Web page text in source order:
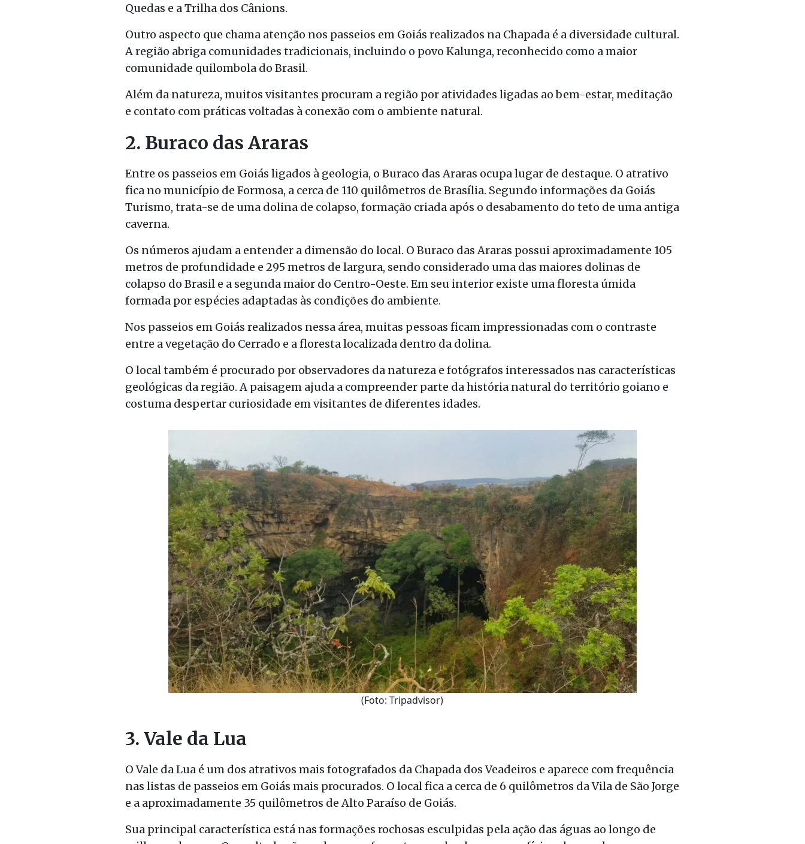
Quedas e a Trilha dos Cânions.
Outro aspecto que chama atenção nos passeios em Goiás realizados na Chapada é a diversidade cultural.
A região abriga comunidades tradicionais, incluindo o povo Kalunga, reconhecido como a maior
comunidade quilombola do Brasil.
Além da natureza, muitos visitantes procuram a região por atividades ligadas ao bem-estar, meditação
e contato com práticas voltadas à conexão com o ambiente natural.
2. Buraco das Araras
Entre os passeios em Goiás ligados à geologia, o Buraco das Araras ocupa lugar de destaque. O atrativo
fica no município de Formosa, a cerca de 110 quilômetros de Brasília. Segundo informações da Goiás
Turismo, trata-se de uma dolina de colapso, formação criada após o desabamento do teto de uma antiga
caverna.
Os números ajudam a entender a dimensão do local. O Buraco das Araras possui aproximadamente 105
metros de profundidade e 295 metros de largura, sendo considerado uma das maiores dolinas de
colapso do Brasil e a segunda maior do Centro-Oeste. Em seu interior existe uma floresta úmida
formada por espécies adaptadas às condições do ambiente.
Nos passeios em Goiás realizados nessa área, muitas pessoas ficam impressionadas com o contraste
entre a vegetação do Cerrado e a floresta localizada dentro da dolina.
O local também é procurado por observadores da natureza e fotógrafos interessados nas características
geológicas da região. A paisagem ajuda a compreender parte da história natural do território goiano e
costuma despertar curiosidade em visitantes de diferentes idades.
(Foto: Tripadvisor)
3. Vale da Lua
O Vale da Lua é um dos atrativos mais fotografados da Chapada dos Veadeiros e aparece com frequência
nas listas de passeios em Goiás mais procurados. O local fica a cerca de 6 quilômetros da Vila de São Jorge
e a aproximadamente 35 quilômetros de Alto Paraíso de Goiás.
Sua principal característica está nas formações rochosas esculpidas pela ação das águas ao longo de